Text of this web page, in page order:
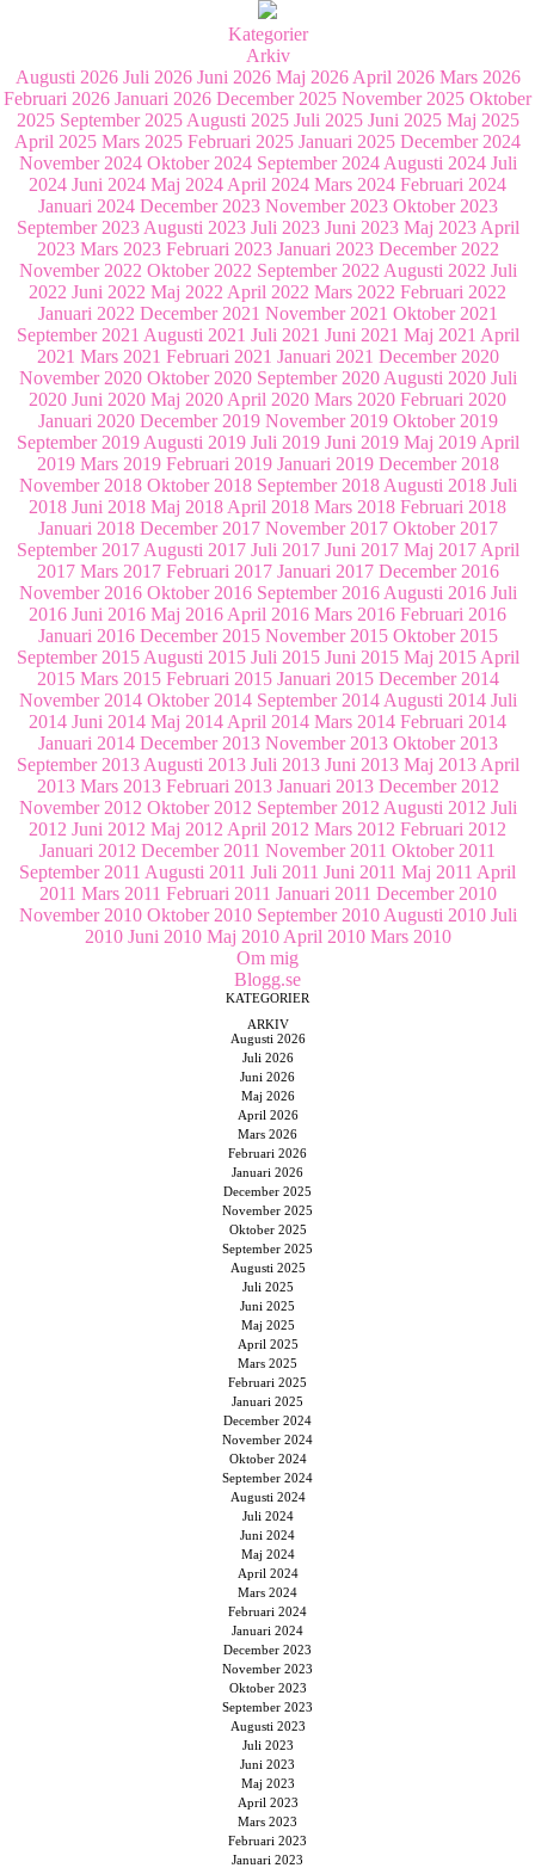
Kategorier
Arkiv
Augusti 2026 Juli 2026 Juni 2026 Maj 2026 April 2026 Mars 2026
Februari 2026 Januari 2026 December 2025 November 2025 Oktober
2025 September 2025 Augusti 2025 Juli 2025 Juni 2025 Maj 2025
April 2025 Mars 2025 Februari 2025 Januari 2025 December 2024
November 2024 Oktober 2024 September 2024 Augusti 2024 Juli
2024 Juni 2024 Maj 2024 April 2024 Mars 2024 Februari 2024
Januari 2024 December 2023 November 2023 Oktober 2023
September 2023 Augusti 2023 Juli 2023 Juni 2023 Maj 2023 April
2023 Mars 2023 Februari 2023 Januari 2023 December 2022
November 2022 Oktober 2022 September 2022 Augusti 2022 Juli
2022 Juni 2022 Maj 2022 April 2022 Mars 2022 Februari 2022
Januari 2022 December 2021 November 2021 Oktober 2021
September 2021 Augusti 2021 Juli 2021 Juni 2021 Maj 2021 April
2021 Mars 2021 Februari 2021 Januari 2021 December 2020
November 2020 Oktober 2020 September 2020 Augusti 2020 Juli
2020 Juni 2020 Maj 2020 April 2020 Mars 2020 Februari 2020
Januari 2020 December 2019 November 2019 Oktober 2019
September 2019 Augusti 2019 Juli 2019 Juni 2019 Maj 2019 April
2019 Mars 2019 Februari 2019 Januari 2019 December 2018
November 2018 Oktober 2018 September 2018 Augusti 2018 Juli
2018 Juni 2018 Maj 2018 April 2018 Mars 2018 Februari 2018
Januari 2018 December 2017 November 2017 Oktober 2017
September 2017 Augusti 2017 Juli 2017 Juni 2017 Maj 2017 April
2017 Mars 2017 Februari 2017 Januari 2017 December 2016
November 2016 Oktober 2016 September 2016 Augusti 2016 Juli
2016 Juni 2016 Maj 2016 April 2016 Mars 2016 Februari 2016
Januari 2016 December 2015 November 2015 Oktober 2015
September 2015 Augusti 2015 Juli 2015 Juni 2015 Maj 2015 April
2015 Mars 2015 Februari 2015 Januari 2015 December 2014
November 2014 Oktober 2014 September 2014 Augusti 2014 Juli
2014 Juni 2014 Maj 2014 April 2014 Mars 2014 Februari 2014
Januari 2014 December 2013 November 2013 Oktober 2013
September 2013 Augusti 2013 Juli 2013 Juni 2013 Maj 2013 April
2013 Mars 2013 Februari 2013 Januari 2013 December 2012
November 2012 Oktober 2012 September 2012 Augusti 2012 Juli
2012 Juni 2012 Maj 2012 April 2012 Mars 2012 Februari 2012
Januari 2012 December 2011 November 2011 Oktober 2011
September 2011 Augusti 2011 Juli 2011 Juni 2011 Maj 2011 April
2011 Mars 2011 Februari 2011 Januari 2011 December 2010
November 2010 Oktober 2010 September 2010 Augusti 2010 Juli
2010 Juni 2010 Maj 2010 April 2010 Mars 2010
Om mig
Blogg.se
KATEGORIER
ARKIV
Augusti 2026
Juli 2026
Juni 2026
Maj 2026
April 2026
Mars 2026
Februari 2026
Januari 2026
December 2025
November 2025
Oktober 2025
September 2025
Augusti 2025
Juli 2025
Juni 2025
Maj 2025
April 2025
Mars 2025
Februari 2025
Januari 2025
December 2024
November 2024
Oktober 2024
September 2024
Augusti 2024
Juli 2024
Juni 2024
Maj 2024
April 2024
Mars 2024
Februari 2024
Januari 2024
December 2023
November 2023
Oktober 2023
September 2023
Augusti 2023
Juli 2023
Juni 2023
Maj 2023
April 2023
Mars 2023
Februari 2023
Januari 2023